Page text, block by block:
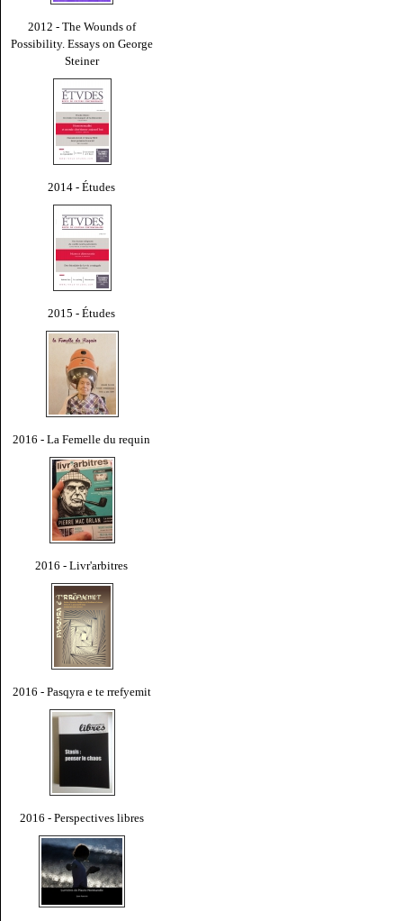
2012 - The Wounds of
Possibility. Essays on George
Steiner
2014 - Études
2015 - Études
2016 - La Femelle du requin
2016 - Livr'arbitres
2016 - Pasqyra e te rrefyemit
2016 - Perspectives libres